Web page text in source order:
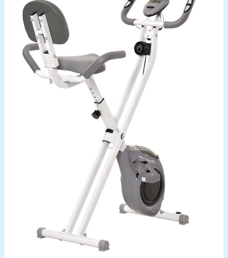
professionnels est disponible pour répondre à
toutes vos questions sous 16 heures avec des
réponses claires et utiles, vous garantissant une
expérience optimale de l'achat à l'utilisation.